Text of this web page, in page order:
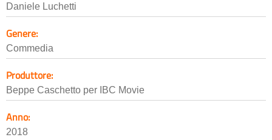
Daniele Luchetti
Genere:
Commedia
Produttore:
Beppe Caschetto per IBC Movie
Anno:
2018